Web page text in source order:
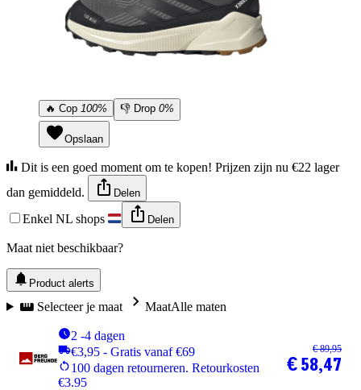
🔥 Cop 100% 👎 Drop 0%
Opslaan
Dit is een goed moment om te kopen! Prijzen zijn nu €22 lager
dan gemiddeld.
Delen
Enkel NL shops Delen
Maat niet beschikbaar?
Product alerts
Selecteer je maat MaatAlle maten
2 -4 dagen
€3,95 - Gratis vanaf €69
100 dagen retourneren. Retourkosten
€3.95
€ 89,95
€ 58,47